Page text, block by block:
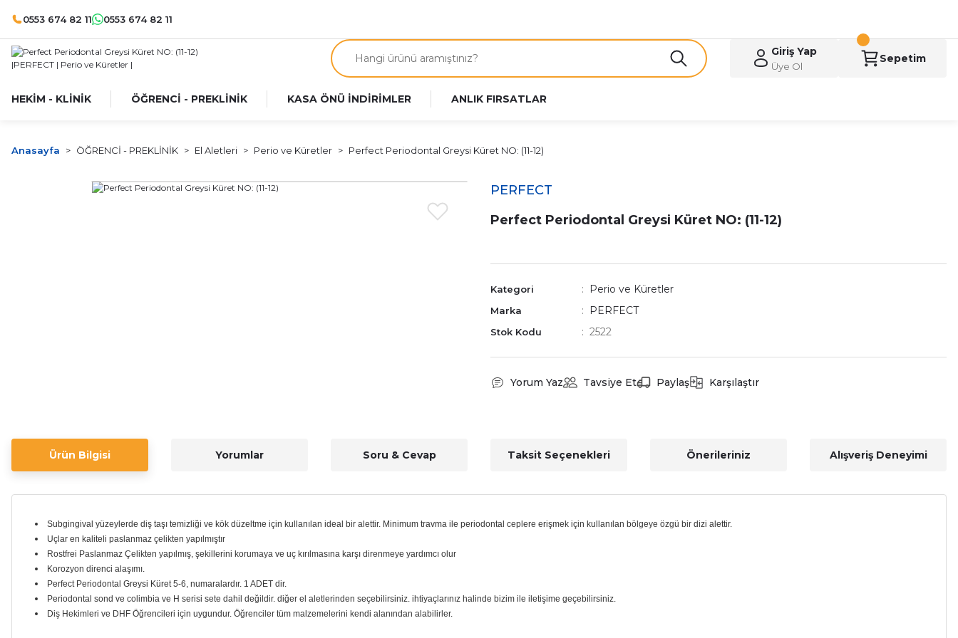
0553 674 82 11 0553 674 82 11
Giriş Yap
Üye Ol
Sepetim
HEKİM - KLİNİK ÖĞRENCİ - PREKLİNİK KASA ÖNÜ İNDİRİMLER ANLIK FIRSATLAR
Anasayfa ÖĞRENCİ - PREKLİNİK El Aletleri Perio ve Küretler Perfect Periodontal Greysi Küret NO: (11-12)
PERFECT
Perfect Periodontal Greysi Küret NO: (11-12)
Kategori Perio ve Küretler
Marka PERFECT
Stok Kodu 2522
Yorum Yaz Tavsiye Et Paylaş Karşılaştır
Ürün Bilgisi Yorumlar Soru & Cevap Taksit Seçenekleri Önerileriniz Alışveriş Deneyimi
Subgingival yüzeylerde diş taşı temizliği ve kök düzeltme için kullanılan ideal bir alettir. Minimum travma ile periodontal ceplere erişmek için kullanılan bölgeye özgü bir dizi alettir.
Uçlar en kaliteli paslanmaz çelikten yapılmıştır
Rostfrei Paslanmaz Çelikten yapılmış, şekillerini korumaya ve uç kırılmasına karşı direnmeye yardımcı olur
Korozyon direnci alaşımı.
Perfect Periodontal Greysi Küret 5-6, numaralardır. 1 ADET dir.
Periodontal sond ve colimbia ve H serisi sete dahil değildir. diğer el aletlerinden seçebilirsiniz. ihtiyaçlarınız halinde bizim ile iletişime geçebilirsiniz.
Diş Hekimleri ve DHF Öğrencileri için uygundur. Öğrenciler tüm malzemelerini kendi alanından alabilirler.